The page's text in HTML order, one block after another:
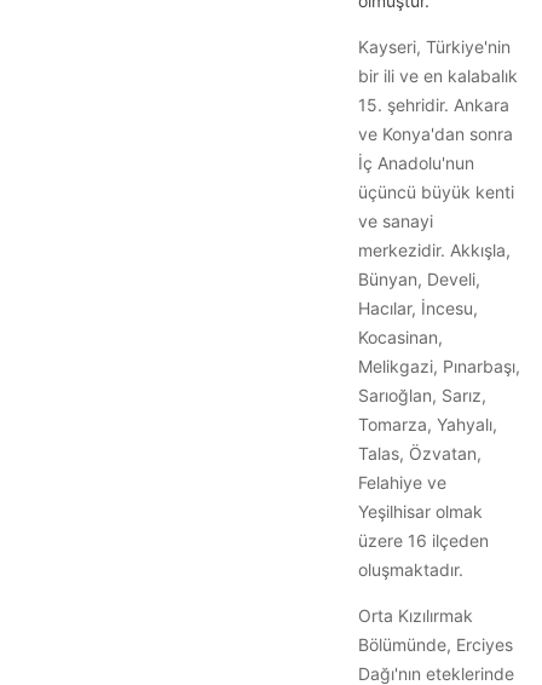
Kayseri, Türkiye'nin
bir ili ve en kalabalık
15. şehridir. Ankara
ve Konya'dan sonra
İç Anadolu'nun
üçüncü büyük kenti
ve sanayi
merkezidir. Akkışla,
Bünyan, Develi,
Hacılar, İncesu,
Kocasinan,
Melikgazi, Pınarbaşı,
Sarıoğlan, Sarız,
Tomarza, Yahyalı,
Talas, Özvatan,
Felahiye ve
Yeşilhisar olmak
üzere 16 ilçeden
oluşmaktadır.
Orta Kızılırmak
Bölümünde, Erciyes
Dağı'nın eteklerinde